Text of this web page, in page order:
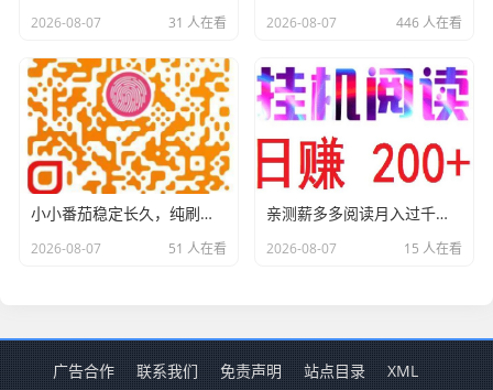
2026-08-07 31 人在看 2026-08-07 446 人在看
小小番茄稳定长久，纯刷广赚，金额到0.1元时自助打款，省时省力
2026-08-07 51 人在看
亲测薪多多阅读月入过千，提现秒级别就到了，平台稳定运营，人人都可以赚。 手机电脑都可以做，自动挂着机唰阅读新闻，无需人工浏览，专门给各大平台新闻刷浏览量，阅读8秒以上就算有效，每日领取零钱不香吗？ 薪多多阅读软件有内置脚本不用自己数秒数直接点自动阅读即可，什么也不用管，挂机一天最少160起，多劳多得，上不封顶。
2026-08-07 15 人在看
广告合作 联系我们 免责声明 站点目录 XML